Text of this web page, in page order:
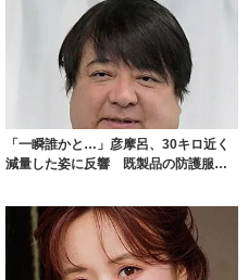
「一瞬誰かと…」彦摩呂、30キロ近く
減量した姿に反響 既製品の防護服が